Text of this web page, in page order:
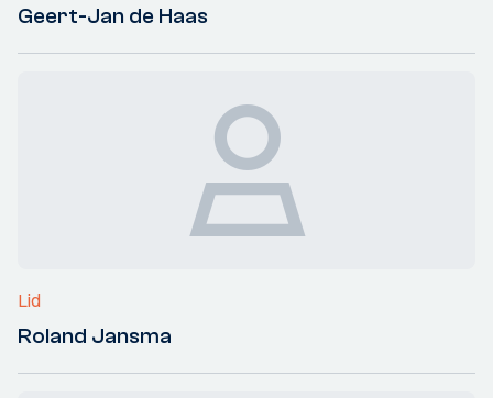
Geert-Jan de Haas
Lid
Roland Jansma